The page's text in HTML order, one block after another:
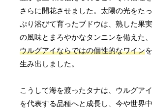
さらに開花させました。太陽の光をたっ
ぷり浴びて育ったブドウは、熟した果実
の風味とまろやかなタンニンを備えた、
ウルグアイならではの個性的なワインを
生み出しました。
こうして海を渡ったタナは、ウルグアイ
を代表する品種へと成長し、今や世界中